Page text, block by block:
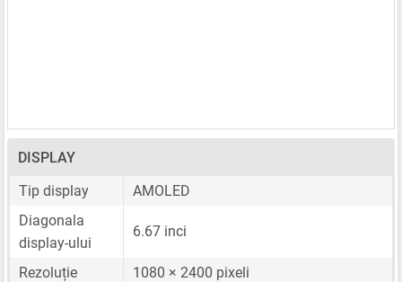
DISPLAY
Tip display
AMOLED
Diagonala
display-ului
6.67 inci
Rezoluție
1080 × 2400 pixeli